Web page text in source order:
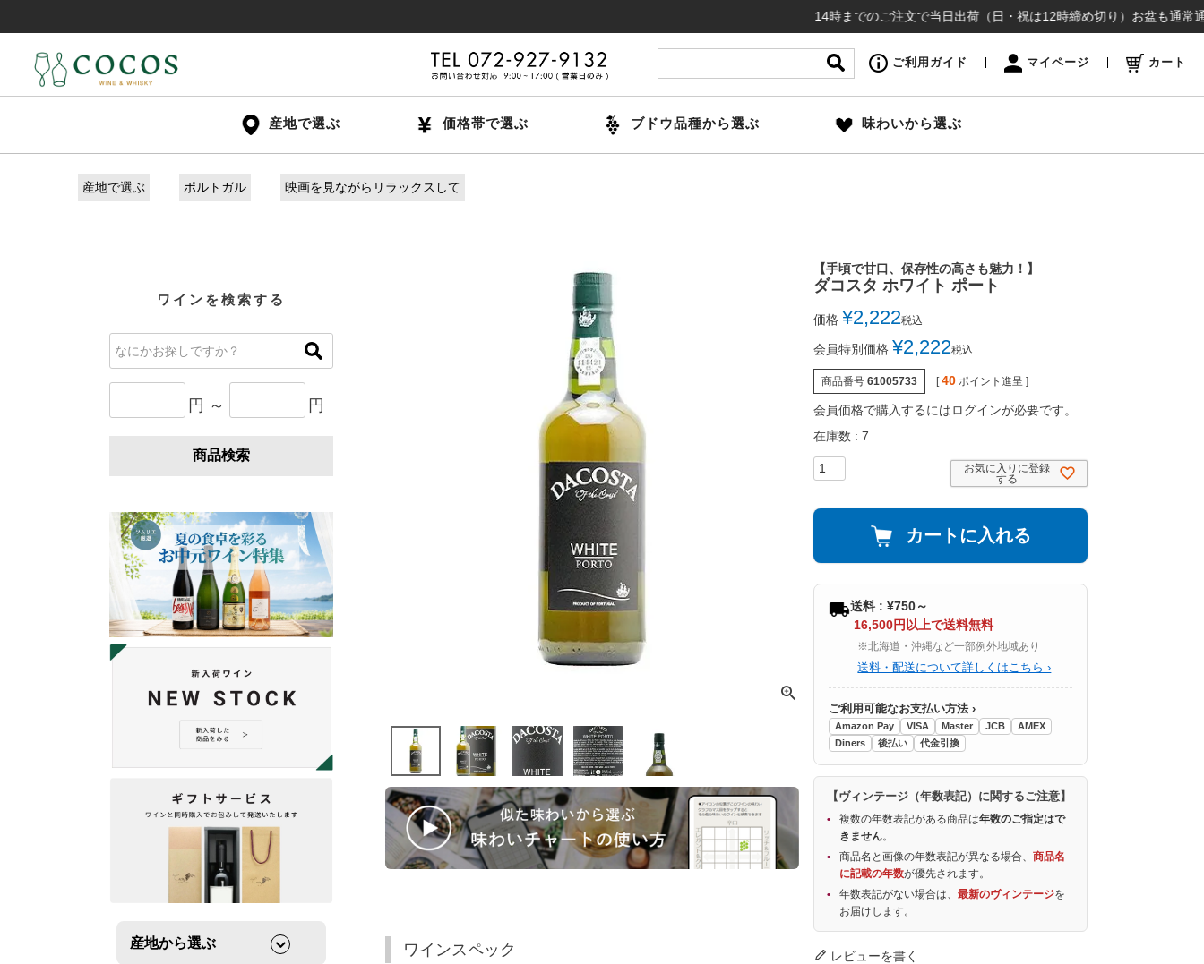
14時までのご注文で当日出荷（日・祝は12時締め切り）お盆も通常通り出
ご利用ガイド マイページ カート
産地で選ぶ 価格帯で選ぶ ブドウ品種から選ぶ 味わいから選ぶ
産地で選ぶ ポルトガル 映画を見ながらリラックスして
ワインを検索する
円 ～ 円
商品検索
産地から選ぶ ワインスペック
【手頃で甘口、保存性の高さも魅力！】
ダコスタ ホワイト ポート
価格 ¥2,222税込
会員特別価格 ¥2,222税込
商品番号 61005733 [ 40 ポイント進呈 ]
会員価格で購入するにはログインが必要です。
在庫数
7
お気に入りに登録
する
カートに入れる
送料 : ¥750～
16,500円以上で送料無料
※北海道・沖縄など一部例外地域あり
送料・配送について詳しくはこちら ›
ご利用可能なお支払い方法 ›
Amazon Pay VISA Master JCB
AMEX
Diners
後払い 代金引換
【ヴィンテージ（年数表記）に関するご注意】
複数の年数表記がある商品は年数のご指定はで
きません。
商品名と画像の年数表記が異なる場合、商品名
に記載の年数が優先されます。
年数表記がない場合は、最新のヴィンテージを
お届けします。
レビューを書く